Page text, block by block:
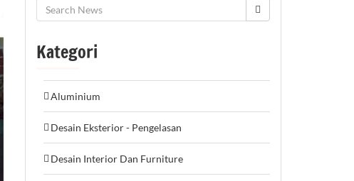
Kategori
Aluminium
Desain Eksterior - Pengelasan
Desain Interior Dan Furniture